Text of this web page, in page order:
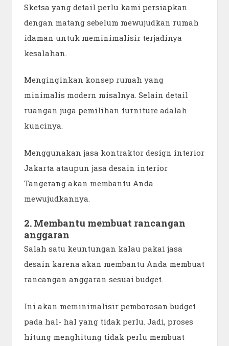
Sketsa yang detail perlu kami persiapkan
dengan matang sebelum mewujudkan rumah
idaman untuk meminimalisir terjadinya
kesalahan.
Menginginkan konsep rumah yang
minimalis modern misalnya. Selain detail
ruangan juga pemilihan furniture adalah
kuncinya.
Menggunakan jasa kontraktor design interior
Jakarta ataupun jasa desain interior
Tangerang akan membantu Anda
mewujudkannya.
2. Membantu membuat rancangan
anggaran
Salah satu keuntungan kalau pakai jasa
desain karena akan membantu Anda membuat
rancangan anggaran sesuai budget.
Ini akan meminimalisir pemborosan budget
pada hal- hal yang tidak perlu. Jadi, proses
hitung menghitung tidak perlu membuat